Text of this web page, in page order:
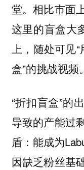
堂。相比市面
这里的盲盒大
上，随处可见
盒”的挑战视频。
“折扣盲盒”的
导致的产能过
盾：能成为
因缺乏粉丝基